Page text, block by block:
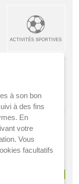
ACTIVITÉS SPORTIVES
ENFANCE JEUNESSE
AGRICULTEURS
à son bon
à des fins
En
votre
Vous
facultatifs